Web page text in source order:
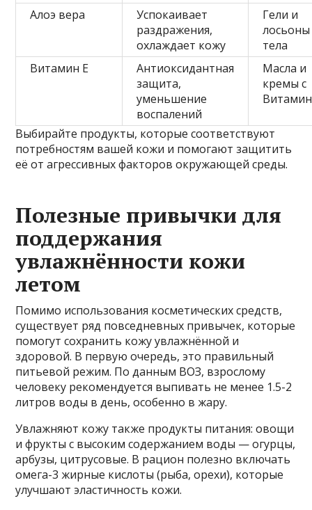
Алоэ вера
Успокаивает
раздражения,
охлаждает кожу
Гели и
лосьоны
тела
Витамин Е
Антиоксидантная
защита,
уменьшение
воспалений
Масла и
кремы с
Выбирайте продукты, которые соответствуют
потребностям вашей кожи и помогают защитить
её от агрессивных факторов окружающей среды.
Полезные привычки для
поддержания
увлажнённости кожи
летом
Помимо использования косметических средств,
существует ряд повседневных привычек, которые
помогут сохранить кожу увлажнённой и
здоровой. В первую очередь, это правильный
питьевой режим. По данным ВОЗ, взрослому
человеку рекомендуется выпивать не менее 1.5-2
литров воды в день, особенно в жару.
Увлажняют кожу также продукты питания: овощи
и фрукты с высоким содержанием воды — огурцы,
арбузы, цитрусовые. В рацион полезно включать
омега-3 жирные кислоты (рыба, орехи), которые
улучшают эластичность кожи.